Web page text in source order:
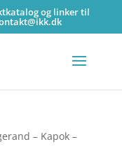
og linker til
– Kapok –